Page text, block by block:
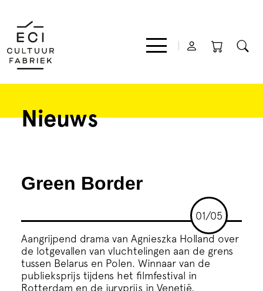
Film
Theater
Cursus
Nieuws
Green Border
01/05
Aangrijpend drama van Agnieszka Holland over
de lotgevallen van vluchtelingen aan de grens
tussen Belarus en Polen. Winnaar van de
publieksprijs tijdens het filmfestival in
Rotterdam en de juryprijs in Venetië.